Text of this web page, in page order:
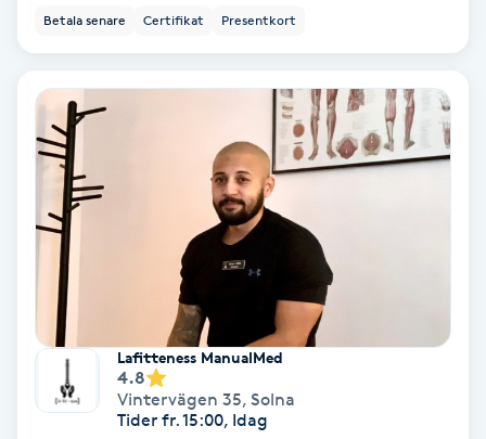
Idrottsmassage
IPL hårborttagning
IR-massage
Japansk massage
Katun fransar
Betala senare Certifikat Presentkort
Lafitteness ManualMed
4.8
Vintervägen 35, Solna
Tider fr. 15:00, Idag